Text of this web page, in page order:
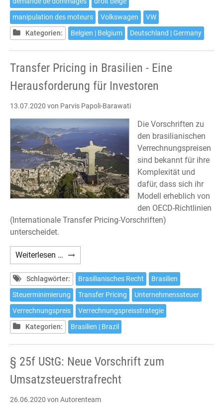
en
justice
contre
possible
18
septembre
2020
manipulation des moteurs
Volkswagen
VW
Kategorien:
Belgien | Belgium Deutschland | Germany
Transfer Pricing in Brasilien - Eine
Herausforderung für Investoren
13.07.2020 von Parvis Papoli-Barawati
Die Vorschriften zu
den brasilianischen
Verrechnungspreisen
sind bekannt für ihre
Komplexität und
dafür, dass sich ihr
Modell erheblich von
den OECD-Richtlinien
(Internationale Transfer Pricing-Vorschriften)
unterscheidet.
Weiterlesen … Transfer
Pricing
in
Brasilien
-
Eine
Herausforderung
Schlagwörter: Brasilianisches Recht
Brasilien
Steuerminimierung
Transfer Pricing
Unternehmenssteuer
Verrechnungspreis
Verrechnungspreisstrategie
Kategorien:
Brasilien | Brazil
§ 25f UStG: Neue Vorschrift zum
Umsatzsteuerstrafrecht
26.06.2020 von Autorenteam